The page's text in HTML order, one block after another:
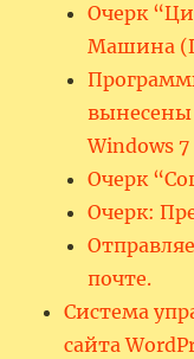
Очерк
Машина
Windows 7
Очерк
Очерк:
почте.
Система
сайта